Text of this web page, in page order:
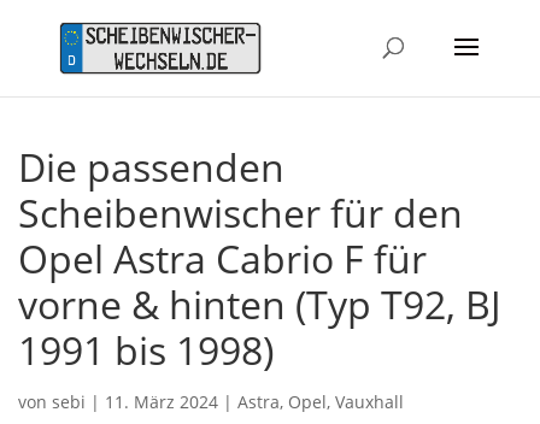
Die passenden
Scheibenwischer für den
Opel Astra Cabrio F für
vorne & hinten (Typ T92, BJ
1991 bis 1998)
von sebi | 11. März 2024 | Astra, Opel, Vauxhall